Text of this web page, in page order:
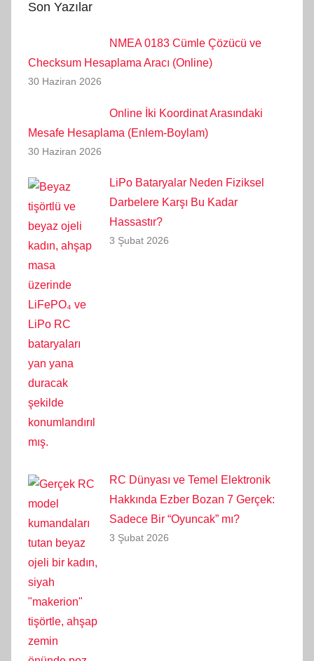
Son Yazılar
NMEA 0183 Cümle Çözücü ve
Checksum Hesaplama Aracı (Online)
30 Haziran 2026
Online İki Koordinat Arasındaki
Mesafe Hesaplama (Enlem-Boylam)
30 Haziran 2026
LiPo Bataryalar Neden Fiziksel
Darbelere Karşı Bu Kadar
Hassastır?
3 Şubat 2026
RC Dünyası ve Temel Elektronik
Hakkında Ezber Bozan 7 Gerçek:
Sadece Bir “Oyuncak” mı?
3 Şubat 2026